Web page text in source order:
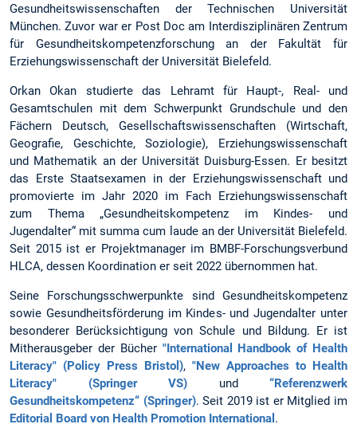
Gesundheitswissenschaften der Technischen Universität
München. Zuvor war er Post Doc am Interdisziplinären Zentrum
für Gesundheitskompetenzforschung an der Fakultät für
Erziehungswissenschaft der Universität Bielefeld.
Orkan Okan studierte das Lehramt für Haupt-, Real- und
Gesamtschulen mit dem Schwerpunkt Grundschule und den
Fächern Deutsch, Gesellschaftswissenschaften (Wirtschaft,
Geografie, Geschichte, Soziologie), Erziehungswissenschaft
und Mathematik an der Universität Duisburg-Essen. Er besitzt
das Erste Staatsexamen in der Erziehungswissenschaft und
promovierte im Jahr 2020 im Fach Erziehungswissenschaft
zum Thema „Gesundheitskompetenz im Kindes- und
Jugendalter“ mit summa cum laude an der Universität Bielefeld.
Seit 2015 ist er Projektmanager im BMBF-Forschungsverbund
HLCA, dessen Koordination er seit 2022 übernommen hat.
Seine Forschungsschwerpunkte sind Gesundheitskompetenz
sowie Gesundheitsförderung im Kindes- und Jugendalter unter
besonderer Berücksichtigung von Schule und Bildung. Er ist
Mitherausgeber der Bücher "International Handbook of Health
Literacy" (Policy Press Bristol), "New Approaches to Health
Literacy" (Springer VS) und “Referenzwerk
Gesundheitskompetenz“ (Springer). Seit 2019 ist er Mitglied im
Editorial Board von Health Promotion International .